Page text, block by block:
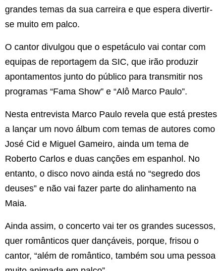
grandes temas da sua carreira e que espera divertir-
se muito em palco.
O cantor divulgou que o espetáculo vai contar com
equipas de reportagem da SIC, que irão produzir
apontamentos junto do público para transmitir nos
programas “Fama Show” e “Alô Marco Paulo”.
Nesta entrevista Marco Paulo revela que está prestes
a lançar um novo álbum com temas de autores como
José Cid e Miguel Gameiro, ainda um tema de
Roberto Carlos e duas canções em espanhol. No
entanto, o disco novo ainda está no “segredo dos
deuses” e não vai fazer parte do alinhamento na
Maia.
Ainda assim, o concerto vai ter os grandes sucessos,
quer românticos quer dançáveis, porque, frisou o
cantor, “além de romântico, também sou uma pessoa